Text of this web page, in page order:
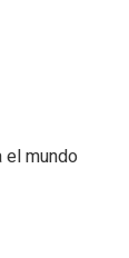
el mundo